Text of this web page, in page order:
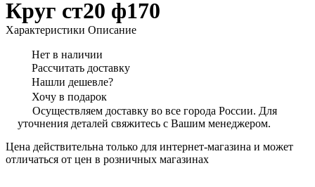
Круг ст20 ф170
Характеристики Описание
Нет в наличии
Рассчитать доставку
Нашли дешевле?
Хочу в подарок
Осуществляем доставку во все города России. Для
уточнения деталей свяжитесь с Вашим менеджером.
Цена действительна только для интернет-магазина и может
отличаться от цен в розничных магазинах